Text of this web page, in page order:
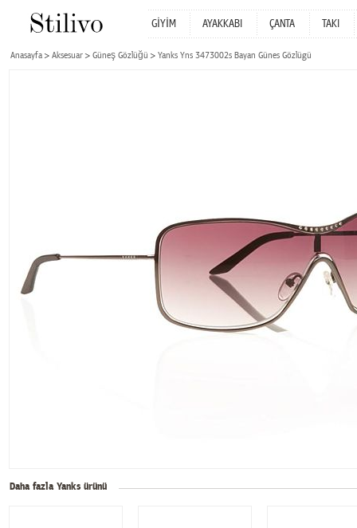
GİYİM AYAKKABI ÇANTA TAKI
Anasayfa Aksesuar Güneş Gözlüğü Yanks Yns 3473002s Bayan Günes Gözlügü
Daha fazla Yanks ürünü